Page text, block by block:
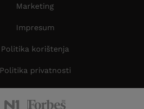
Marketing
Impresum
Politika korištenja
Politika privatnosti